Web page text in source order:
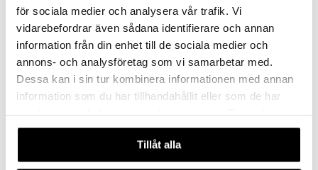
för sociala medier och analysera vår trafik. Vi
vidarebefordrar även sådana identifierare och annan
information från din enhet till de sociala medier och
annons- och analysföretag som vi samarbetar med.
Dessa kan i sin tur kombinera informationen med annan
information som du har tillhandahållit eller som de har
våra cookies vid fortsatt användande av vår webbplats.
Tillåt alla
Margrethe-kulho Carbon Black
ROSTI DORRE